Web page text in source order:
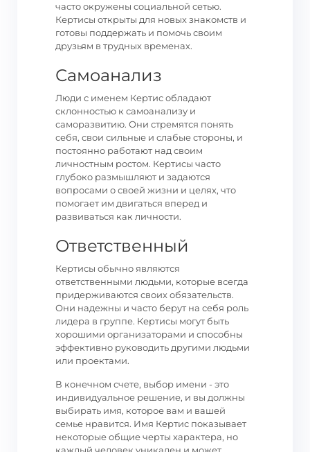
часто окружены социальной сетью.
Кертисы открыты для новых знакомств и
готовы поддержать и помочь своим
друзьям в трудных временах.
Самоанализ
Люди с именем Кертис обладают
склонностью к самоанализу и
саморазвитию. Они стремятся понять
себя, свои сильные и слабые стороны, и
постоянно работают над своим
личностным ростом. Кертисы часто
глубоко размышляют и задаются
вопросами о своей жизни и целях, что
помогает им двигаться вперед и
развиваться как личности.
Ответственный
Кертисы обычно являются
ответственными людьми, которые всегда
придерживаются своих обязательств.
Они надежны и часто берут на себя роль
лидера в группе. Кертисы могут быть
хорошими организаторами и способны
эффективно руководить другими людьми
или проектами.
В конечном счете, выбор имени - это
индивидуальное решение, и вы должны
выбирать имя, которое вам и вашей
семье нравится. Имя Кертис показывает
некоторые общие черты характера, но